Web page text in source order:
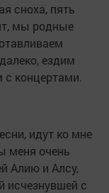
сноха, пять
мы родные
ездим
с концертами.
идут ко мне
меня очень
Алию и Алсу,
исчезнувшей с